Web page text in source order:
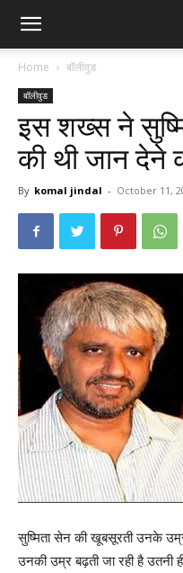
Home बॉलीवुड
बॉलीवुड
इस शख्स ने
की थी जान देने
By komal jindal - October 11,
सुष्मिता सेन की खूबसूरती उनके
उनकी उम्र बढ़ती जा रही है